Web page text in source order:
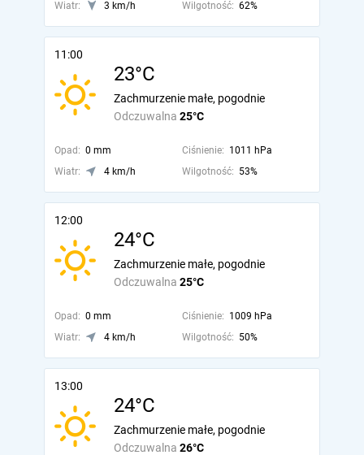
Wiatr:
3 km/h Wilgotność: 62%
11:00
23°C
Odczuwalna 25°C
Zachmurzenie małe, pogodnie
Opad: 0 mm Ciśnienie: 1011 hPa
Wiatr:
4 km/h Wilgotność: 53%
12:00
24°C
Odczuwalna 25°C
Zachmurzenie małe, pogodnie
Opad: 0 mm Ciśnienie: 1009 hPa
Wiatr:
4 km/h Wilgotność: 50%
13:00
24°C
Odczuwalna 26°C
Zachmurzenie małe, pogodnie